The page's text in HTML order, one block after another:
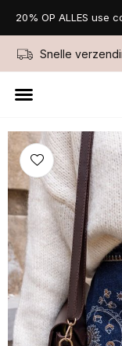
Snelle
20% OP ALLES use